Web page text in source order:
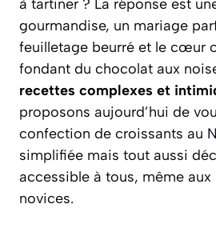
à tartiner ? La réponse est
gourmandise, un mariage
feuilletage beurré et le cœur
fondant du chocolat aux
recettes complexes et
proposons aujourd’hui de
confection de croissants au
simplifiée mais tout aussi
accessible à tous, même
novices.